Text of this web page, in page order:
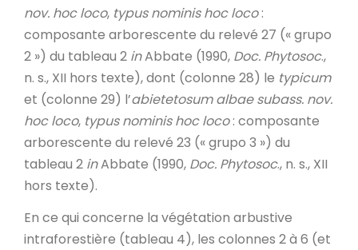
nov. hoc loco, typus nominis hoc loco:
composante arborescente du relevé 27 (« grupo
2 ») du tableau 2 inAbbate (1990, Doc. Phytosoc.,
n. s., XII hors texte), dont (colonne 28) le typicum
et (colonne 29) l’abietetosum albae subass. nov.
hoc loco, typus nominis hoc loco: composante
arborescente du relevé 23 (« grupo 3 ») du
tableau 2 inAbbate (1990, Doc. Phytosoc., n. s., XII
hors texte).
En ce qui concerne la végétation arbustive
intraforestière (tableau 4), les colonnes 2 à 6 (et